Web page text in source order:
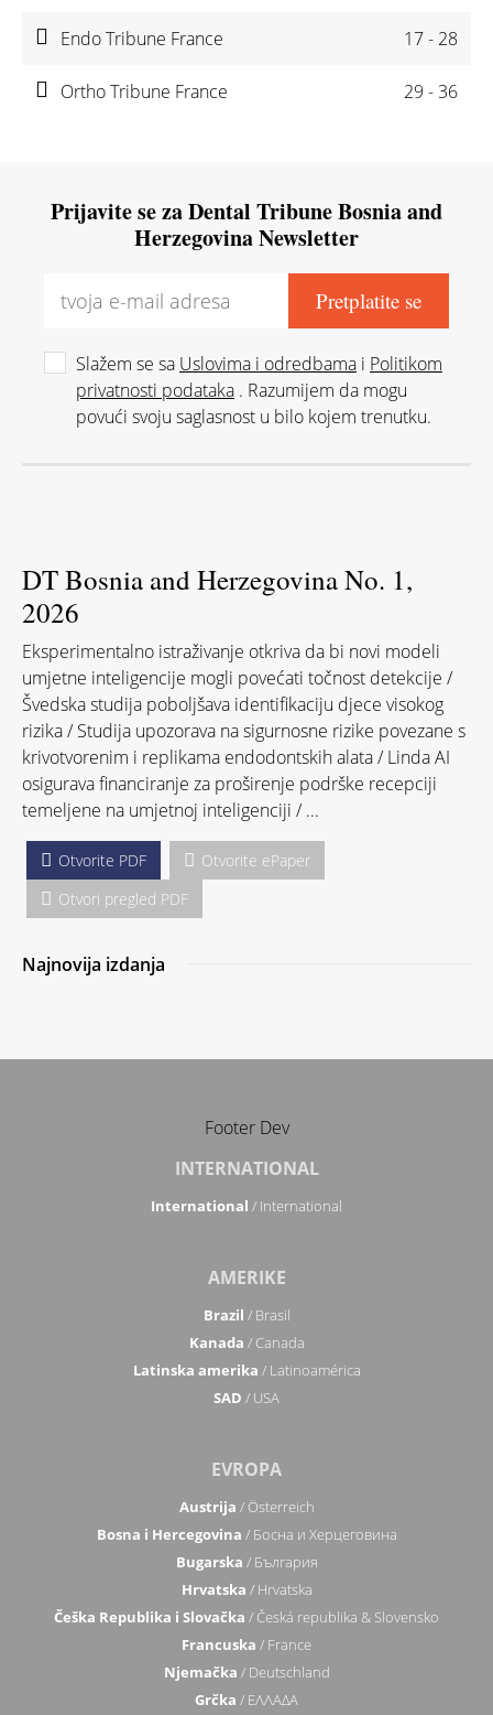
Endo Tribune France 17 - 28
Ortho Tribune France 29 - 36
Prijavite se za Dental Tribune Bosnia and
Herzegovina Newsletter
Slažem se sa Uslovima i odredbama i Politikom
privatnosti podataka . Razumijem da mogu
povući svoju saglasnost u bilo kojem trenutku.
DT Bosnia and Herzegovina No. 1,
2026
Eksperimentalno istraživanje otkriva da bi novi modeli
umjetne inteligencije mogli povećati točnost detekcije /
Švedska studija poboljšava identifikaciju djece visokog
rizika / Studija upozorava na sigurnosne rizike povezane s
krivotvorenim i replikama endodontskih alata / Linda AI
osigurava financiranje za proširenje podrške recepciji
temeljene na umjetnoj inteligenciji / ...
Otvorite PDF
Otvorite ePaper
Otvori pregled PDF
Najnovija izdanja
Footer Dev
INTERNATIONAL
International / International
AMERIKE
Brazil / Brasil
Kanada / Canada
Latinska amerika / Latinoamérica
SAD / USA
EVROPA
Austrija / Österreich
Bosna i Hercegovina / Босна и Херцеговина
Bugarska / България
Hrvatska / Hrvatska
Češka Republika i Slovačka / Česká republika & Slovensko
Francuska / France
Njemačka / Deutschland
Grčka / ΕΛΛΑΔΑ